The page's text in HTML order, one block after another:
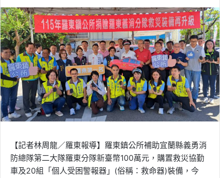
【記者林周龍／羅東報導】羅東鎮公所補助宜蘭縣義勇消
防總隊第二大隊羅東分隊新臺幣100萬元，購置救災協勤
車及20組「個人受困警報器」(俗稱：救命器)裝備，今